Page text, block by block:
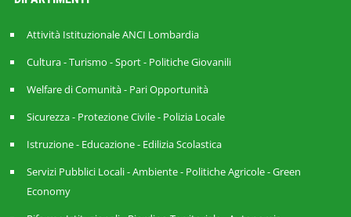
Attività Istituzionale ANCI Lombardia
Cultura - Turismo - Sport - Politiche Giovanili
Welfare di Comunità - Pari Opportunità
Sicurezza - Protezione Civile - Polizia Locale
Istruzione - Educazione - Edilizia Scolastica
Servizi Pubblici Locali - Ambiente - Politiche Agricole - Green
Economy